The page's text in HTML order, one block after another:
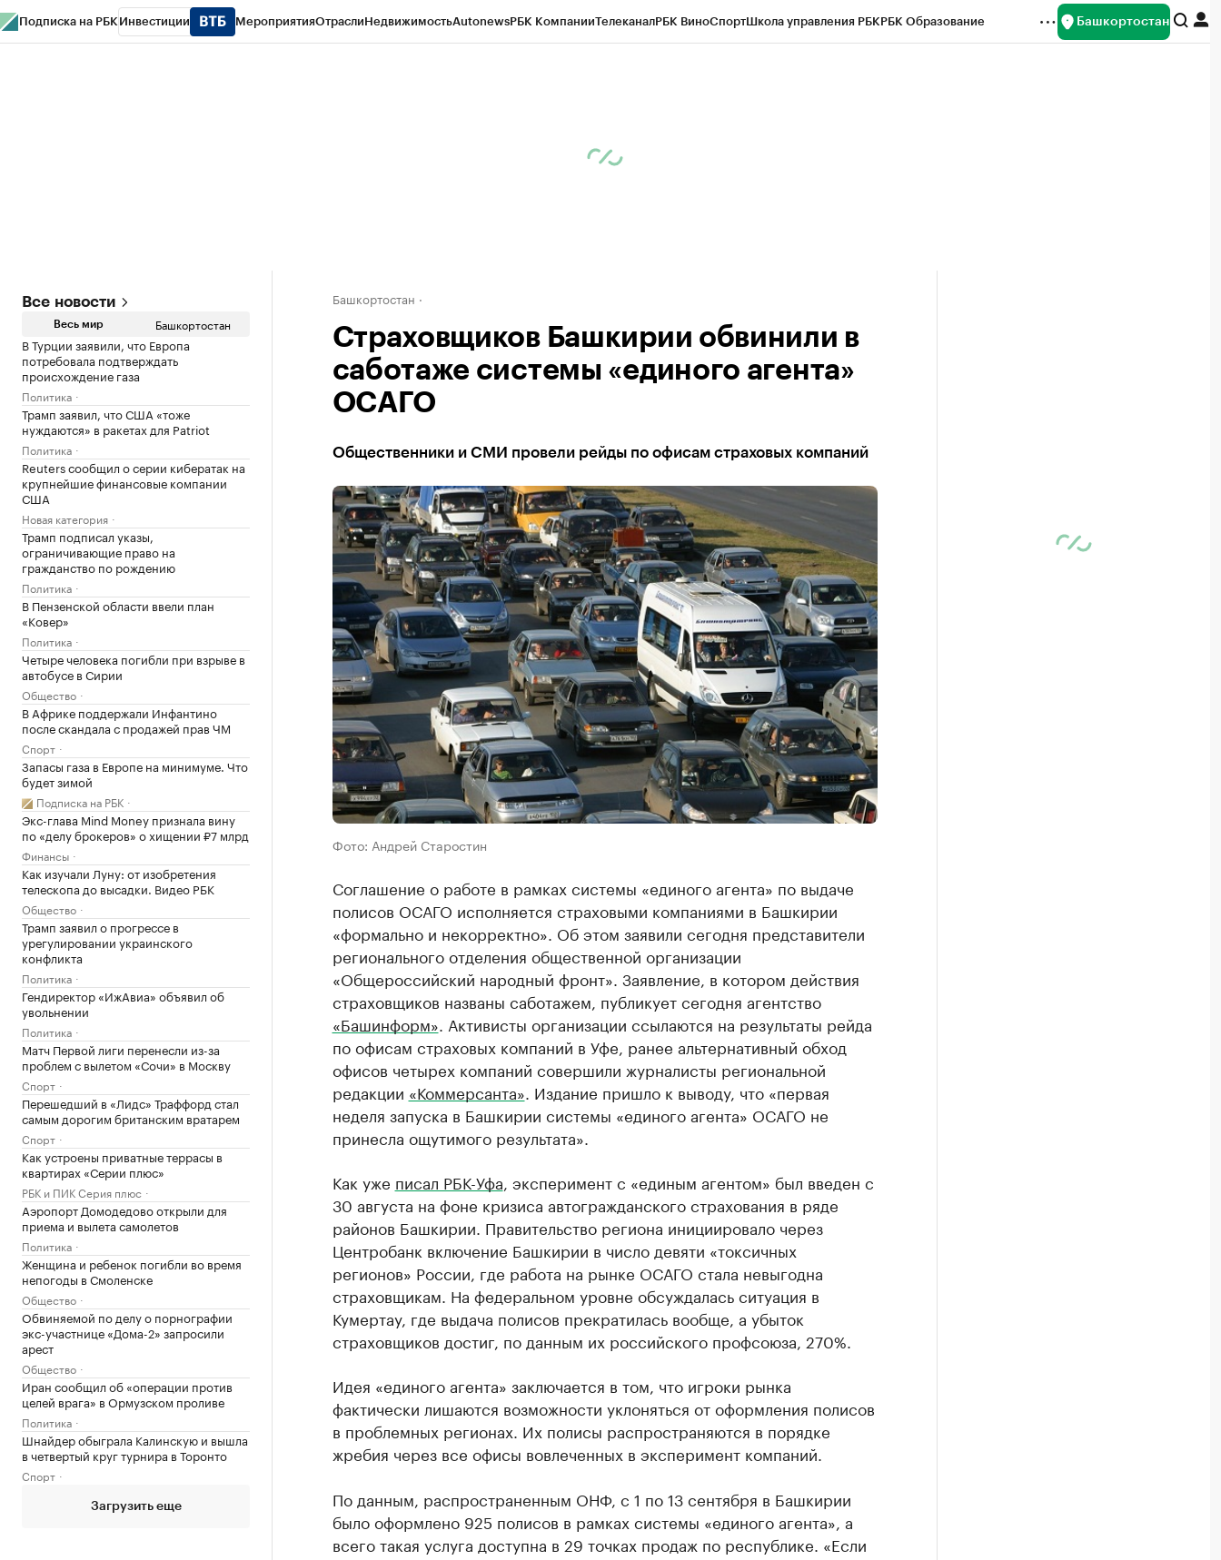
Подписка на РБК Инвестиции МероприятияОтраслиНедвижимостьAutonewsРБК КомпанииТелеканалРБК ВиноСпортШкола управления РБКРБК Образование Башкортостан
Все новости
Весь мир Башкортостан
В Турции заявили, что Европа
потребовала подтверждать
происхождение газа
Политика
Трамп заявил, что США «тоже
нуждаются» в ракетах для Patriot
Политика
Reuters сообщил о серии кибератак на
крупнейшие финансовые компании
США
Новая категория
Трамп подписал указы,
ограничивающие право на
гражданство по рождению
Политика
В Пензенской области ввели план
«Ковер»
Политика
Четыре человека погибли при взрыве в
автобусе в Сирии
Общество
В Африке поддержали Инфантино
после скандала с продажей прав ЧМ
Спорт
Запасы газа в Европе на минимуме. Что
будет зимой
Подписка на РБК
Экс-глава Mind Money признала вину
по «делу брокеров» о хищении ₽7 млрд
Финансы
Как изучали Луну: от изобретения
телескопа до высадки. Видео РБК
Общество
Трамп заявил о прогрессе в
урегулировании украинского
конфликта
Политика
Гендиректор «ИжАвиа» объявил об
увольнении
Политика
Матч Первой лиги перенесли из-за
проблем с вылетом «Сочи» в Москву
Спорт
Перешедший в «Лидс» Траффорд стал
самым дорогим британским вратарем
Спорт
Как устроены приватные террасы в
квартирах «Серии плюс»
РБК и ПИК Серия плюс
Аэропорт Домодедово открыли для
приема и вылета самолетов
Политика
Женщина и ребенок погибли во время
непогоды в Смоленске
Общество
Обвиняемой по делу о порнографии
экс-участнице «Дома-2» запросили
арест
Общество
Иран сообщил об «операции против
целей врага» в Ормузском проливе
Политика
Шнайдер обыграла Калинскую и вышла
в четвертый круг турнира в Торонто
Спорт
Загрузить еще
Башкортостан
Страховщиков Башкирии обвинили в
саботаже системы «единого агента»
ОСАГО
Общественники и СМИ провели рейды по офисам страховых компаний
Фото: Андрей Старостин
Соглашение о работе в рамках системы «единого агента» по выдаче
полисов ОСАГО исполняется страховыми компаниями в Башкирии
«формально и некорректно». Об этом заявили сегодня представители
регионального отделения общественной организации
«Общероссийский народный фронт». Заявление, в котором действия
страховщиков названы саботажем, публикует сегодня агентство
«Башинформ» . Активисты организации ссылаются на результаты рейда
по офисам страховых компаний в Уфе, ранее альтернативный обход
офисов четырех компаний совершили журналисты региональной
редакции «Коммерсанта» . Издание пришло к выводу, что «первая
неделя запуска в Башкирии системы «единого агента» ОСАГО не
принесла ощутимого результата».
Как уже писал РБК-Уфа , эксперимент с «единым агентом» был введен с
30 августа на фоне кризиса автогражданского страхования в ряде
районов Башкирии. Правительство региона инициировало через
Центробанк включение Башкирии в число девяти «токсичных
регионов» России, где работа на рынке ОСАГО стала невыгодна
страховщикам. На федеральном уровне обсуждалась ситуация в
Кумертау, где выдача полисов прекратилась вообще, а убыток
страховщиков достиг, по данным их российского профсоюза, 270%.
Идея «единого агента» заключается в том, что игроки рынка
фактически лишаются возможности уклоняться от оформления полисов
в проблемных регионах. Их полисы распространяются в порядке
жребия через все офисы вовлеченных в эксперимент компаний.
По данным, распространенным ОНФ, с 1 по 13 сентября в Башкирии
было оформлено 925 полисов в рамках системы «единого агента», а
всего такая услуга доступна в 29 точках продаж по республике. «Если